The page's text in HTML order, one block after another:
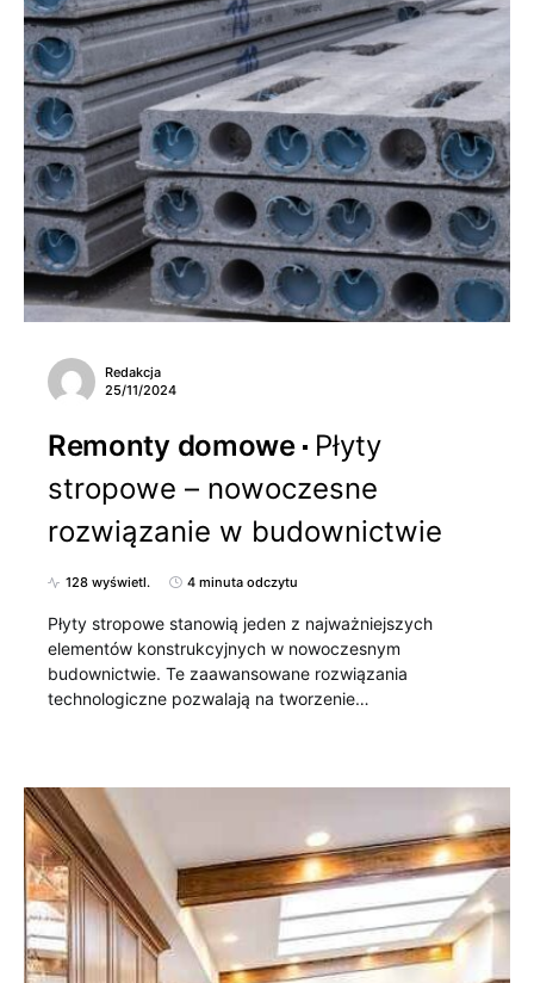
Redakcja
25/11/2024
Remonty domowe
Płyty
stropowe – nowoczesne
rozwiązanie w budownictwie
128 wyświetl. 4 minuta odczytu
Płyty stropowe stanowią jeden z najważniejszych
elementów konstrukcyjnych w nowoczesnym
budownictwie. Te zaawansowane rozwiązania
technologiczne pozwalają na tworzenie…